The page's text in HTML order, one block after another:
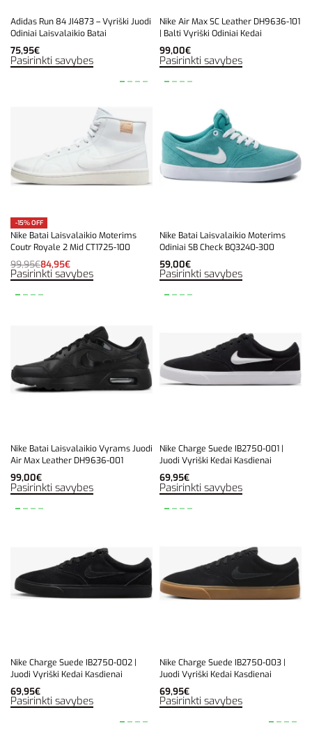
Adidas Run 84 JI4873 – Vyriški Juodi
Odiniai Laisvalaikio Batai
75,95€
Pasirinkti savybes
Nike Air Max SC Leather DH9636-101
| Balti Vyriški Odiniai Kedai
99,00€
Pasirinkti savybes
-15% OFF
Nike Batai Laisvalaikio Moterims
Coutr Royale 2 Mid CT1725-100
99,95€84,95€
Pasirinkti savybes
Nike Batai Laisvalaikio Moterims
Odiniai SB Check BQ3240-300
59,00€
Pasirinkti savybes
Nike Batai Laisvalaikio Vyrams Juodi
Air Max Leather DH9636-001
99,00€
Pasirinkti savybes
Nike Charge Suede IB2750-001 |
Juodi Vyriški Kedai Kasdienai
69,95€
Pasirinkti savybes
Nike Charge Suede IB2750-002 |
Juodi Vyriški Kedai Kasdienai
69,95€
Pasirinkti savybes
Nike Charge Suede IB2750-003 |
Juodi Vyriški Kedai Kasdienai
69,95€
Pasirinkti savybes